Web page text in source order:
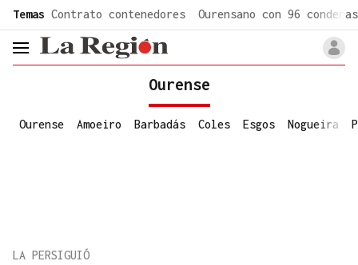
Temas Contrato contenedores Ourensano con 96 condenas
header.menu.open
Ourense
Ourense Amoeiro Barbadás Coles Esgos Nogueira
LA PERSIGUIÓ